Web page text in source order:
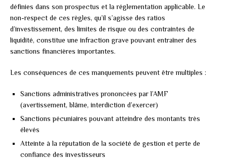
définies dans son prospectus et la réglementation applicable. Le
non-respect de ces règles, qu’il s’agisse des ratios
d’investissement, des limites de risque ou des contraintes de
liquidité, constitue une infraction grave pouvant entraîner des
sanctions financières importantes.
Les conséquences de ces manquements peuvent être multiples :
Sanctions administratives prononcées par l’AMF
(avertissement, blâme, interdiction d’exercer)
Sanctions pécuniaires pouvant atteindre des montants très
élevés
Atteinte à la réputation de la société de gestion et perte de
confiance des investisseurs